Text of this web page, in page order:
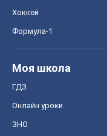
Хоккей
Формула-1
Моя школа
ГДЗ
Онлайн уроки
ЗНО